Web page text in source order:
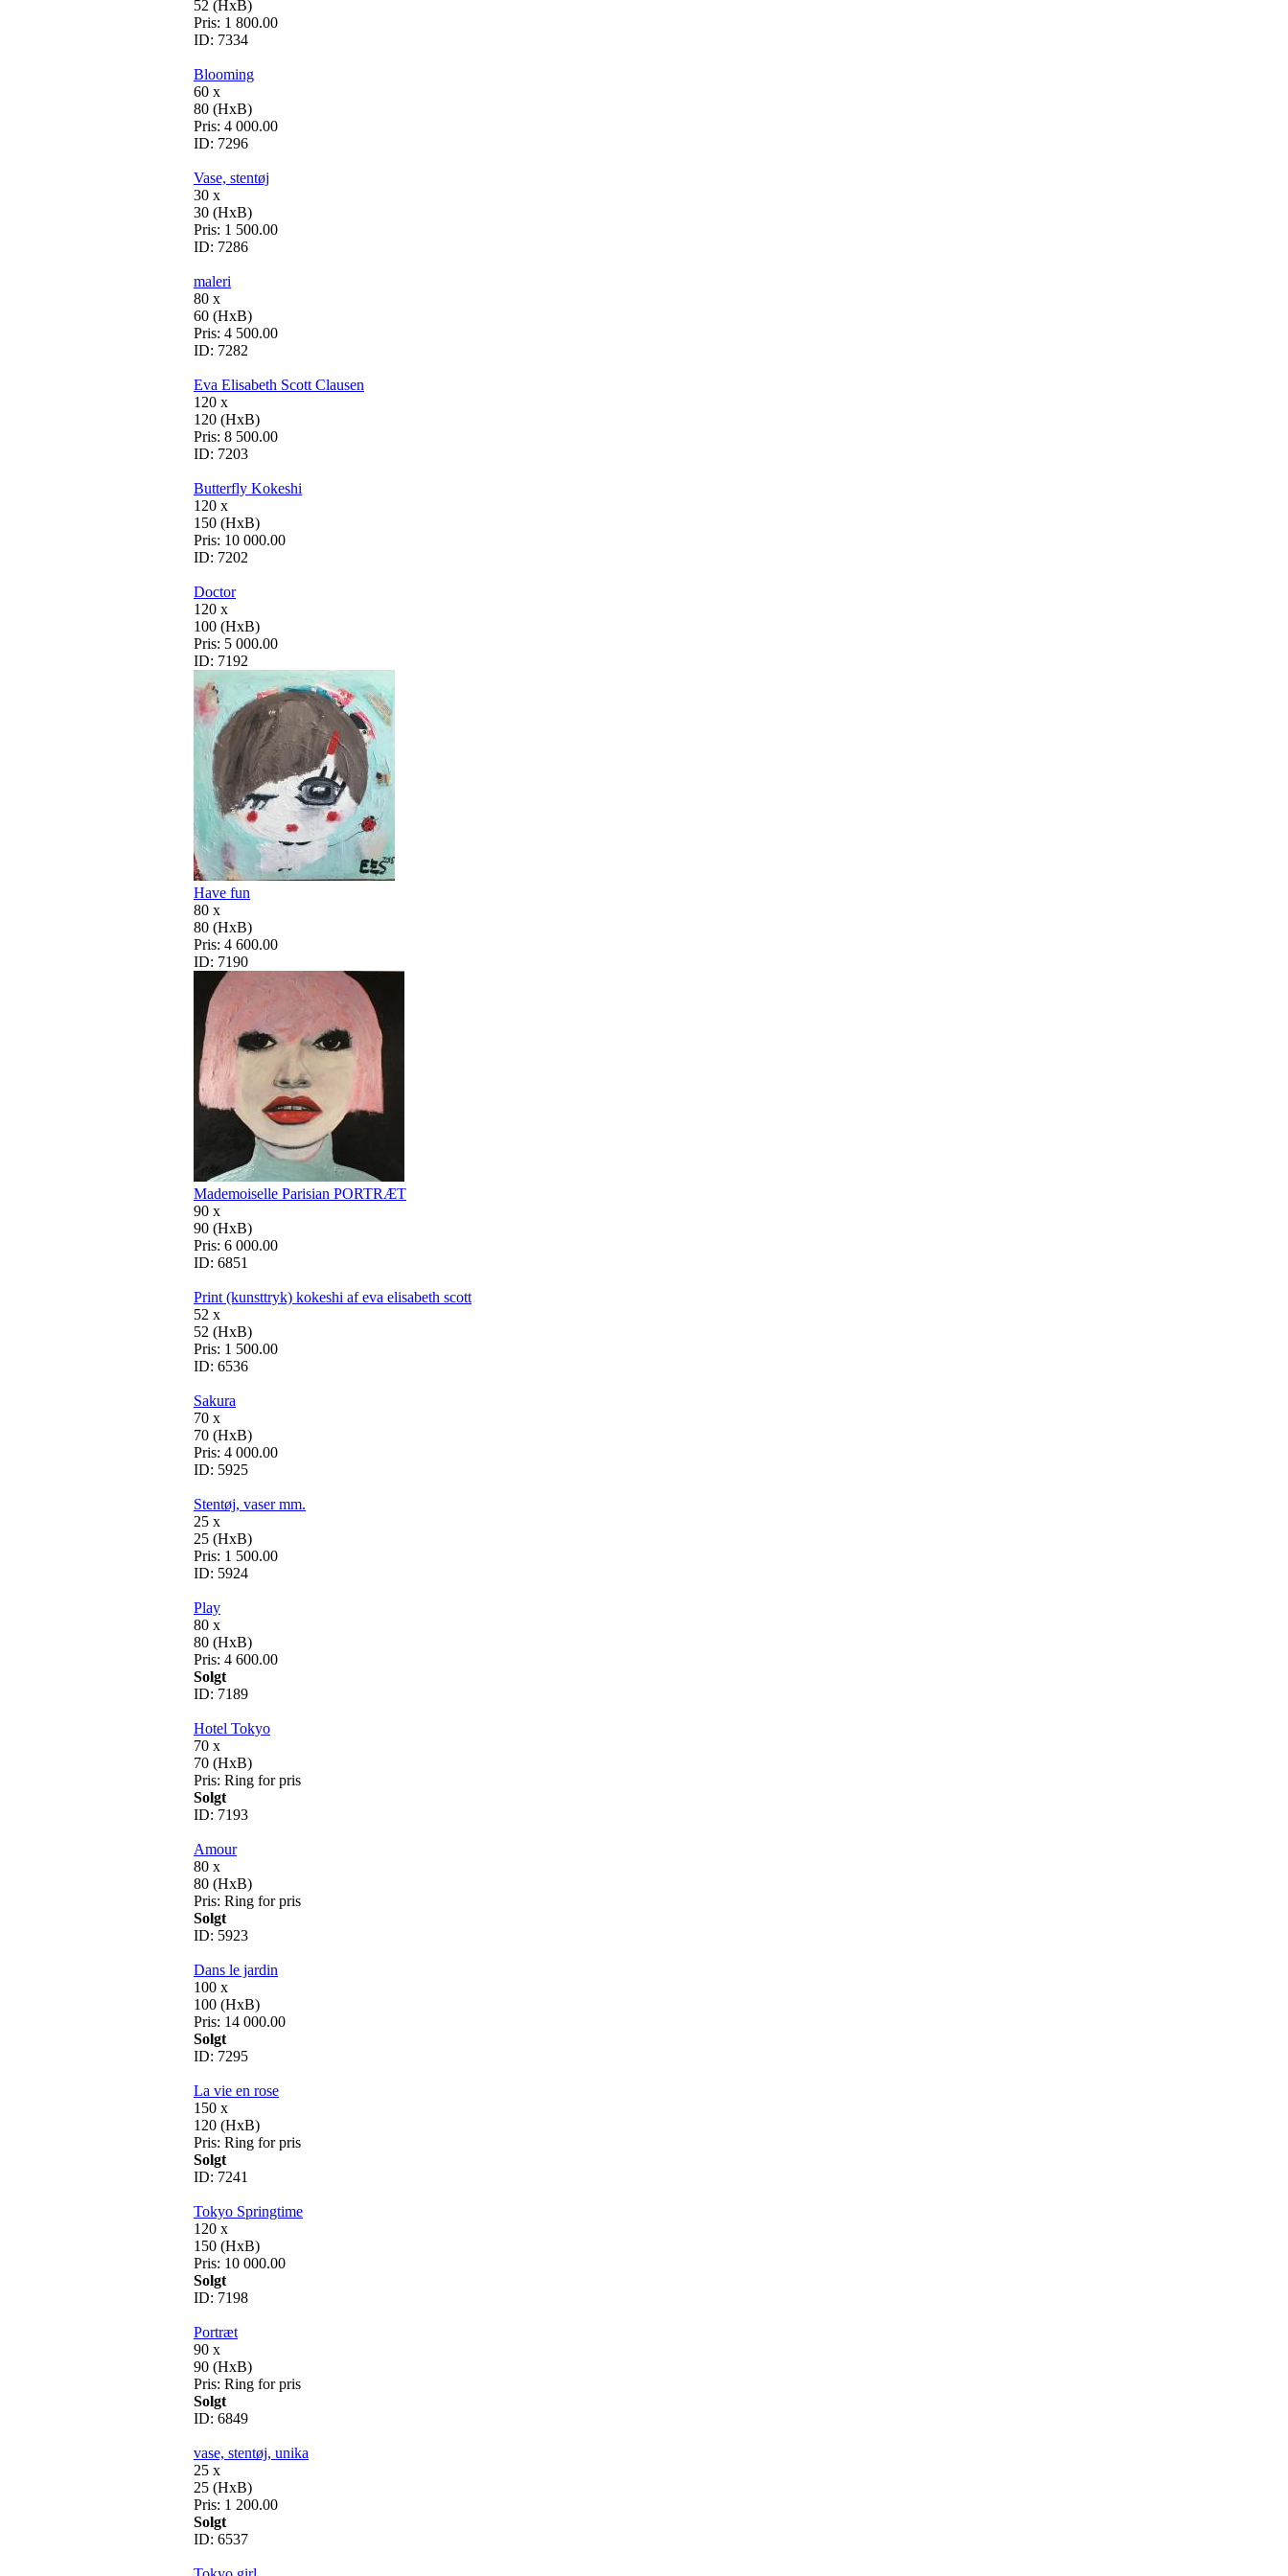
52 (HxB)
Pris: 1 800.00
ID: 7334
Blooming
60 x
80 (HxB)
Pris: 4 000.00
ID: 7296
Vase, stentøj
30 x
30 (HxB)
Pris: 1 500.00
ID: 7286
maleri
80 x
60 (HxB)
Pris: 4 500.00
ID: 7282
Eva Elisabeth Scott Clausen
120 x
120 (HxB)
Pris: 8 500.00
ID: 7203
Butterfly Kokeshi
120 x
150 (HxB)
Pris: 10 000.00
ID: 7202
Doctor
120 x
100 (HxB)
Pris: 5 000.00
ID: 7192
Have fun
80 x
80 (HxB)
Pris: 4 600.00
ID: 7190
Mademoiselle Parisian PORTRÆT
90 x
90 (HxB)
Pris: 6 000.00
ID: 6851
Print (kunsttryk) kokeshi af eva elisabeth scott
52 x
52 (HxB)
Pris: 1 500.00
ID: 6536
Sakura
70 x
70 (HxB)
Pris: 4 000.00
ID: 5925
Stentøj, vaser mm.
25 x
25 (HxB)
Pris: 1 500.00
ID: 5924
Play
80 x
80 (HxB)
Pris: 4 600.00
Solgt
ID: 7189
Hotel Tokyo
70 x
70 (HxB)
Pris: Ring for pris
Solgt
ID: 7193
Amour
80 x
80 (HxB)
Pris: Ring for pris
Solgt
ID: 5923
Dans le jardin
100 x
100 (HxB)
Pris: 14 000.00
Solgt
ID: 7295
La vie en rose
150 x
120 (HxB)
Pris: Ring for pris
Solgt
ID: 7241
Tokyo Springtime
120 x
150 (HxB)
Pris: 10 000.00
Solgt
ID: 7198
Portræt
90 x
90 (HxB)
Pris: Ring for pris
Solgt
ID: 6849
vase, stentøj, unika
25 x
25 (HxB)
Pris: 1 200.00
Solgt
ID: 6537